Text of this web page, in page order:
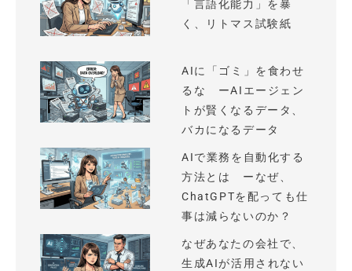
「言語化能力」を暴
く、リトマス試験紙
AIに「ゴミ」を食わせ
るな ーAIエージェン
トが賢くなるデータ、
バカになるデータ
AIで業務を自動化する
方法とは ーなぜ、
ChatGPTを配っても仕
事は減らないのか？
なぜあなたの会社で、
生成AIが活用されない